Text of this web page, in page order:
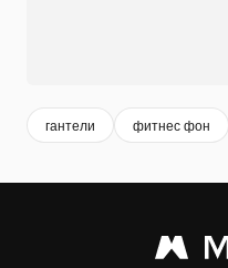
гантели фитнес фон